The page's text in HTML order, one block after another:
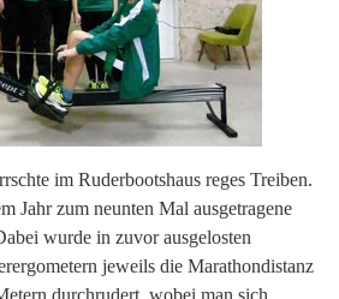
im Ruderbootshaus reges Treiben.
Jahr zum neunten Mal ausgetragene
wurde in zuvor ausgelosten
jeweils die Marathondistanz
durchrudert, wobei man sich